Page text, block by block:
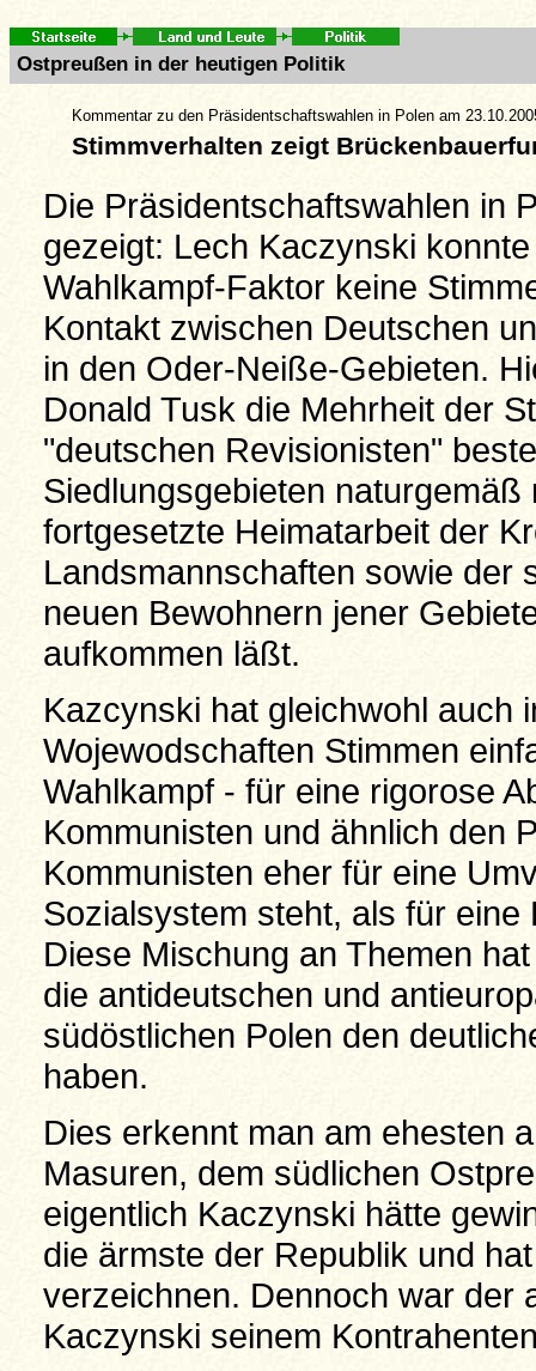
Ostpreußen in der heutigen Politik
Kommentar zu den Präsidentschaftswahlen in Polen am
Stimmverhalten zeigt
Die Präsidentschaftswahlen in
gezeigt: Lech Kaczynski
Wahlkampf-Faktor keine
Kontakt zwischen Deutschen
in den Oder-Neiße-Gebieten.
Donald Tusk die Mehrheit der
"deutschen Revisionisten"
Siedlungsgebieten
fortgesetzte Heimatarbeit der
Landsmannschaften sowie der
neuen Bewohnern jener
aufkommen läßt.
Kazcynski hat gleichwohl auch
Wojewodschaften Stimmen
Wahlkampf - für eine rigorose
Kommunisten und ähnlich den
Kommunisten eher für eine
Sozialsystem steht, als für
Diese Mischung an Themen
die antideutschen und
südöstlichen Polen den
haben.
Dies erkennt man am ehesten
Masuren, dem südlichen
eigentlich Kaczynski hätte
die ärmste der Republik und
verzeichnen. Dennoch war der
Kaczynski seinem